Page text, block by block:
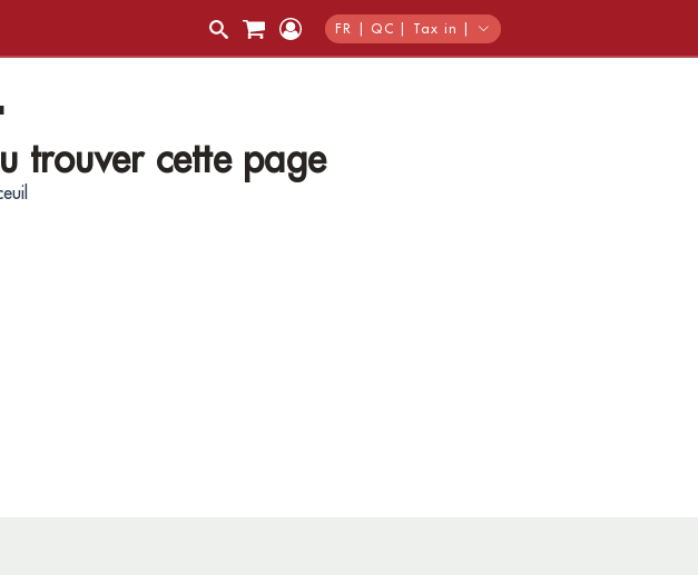
FR | QC | Tax in |
trouver cette page